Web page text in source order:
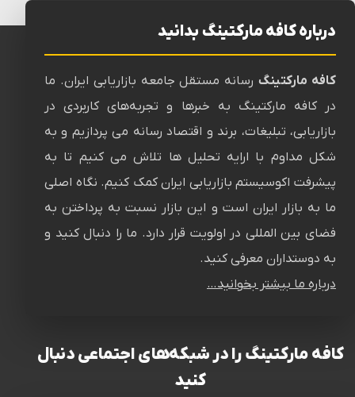
درباره کافه مارکتینگ بدانید
کافه مارکتینگرسانه‌ مستقل جامعه بازاریابی ایران. ما
در کافه مارکتینگ به خبرها و تجربه‌های کاربردی در
بازاریابی، تبلیغات، برند و اقتصاد رسانه می پردازیم و به
شکل مداوم با ارایه تحلیل ها تلاش می کنیم تا به
پیشرفت اکوسیستم بازاریابی ایران کمک کنیم. نگاه اصلی
ما به بازار ایران است و این بازار نسبت به پرداختن به
فضای بین المللی در اولویت قرار دارد. ما را دنبال کنید و
به دوستداران معرفی کنید.
درباره ما بیشتر بخوانید…
کافه مارکتینگ را در شبکه‌های اجتماعی دنبال
کنید